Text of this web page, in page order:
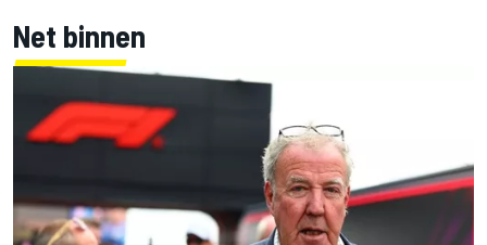
Net binnen